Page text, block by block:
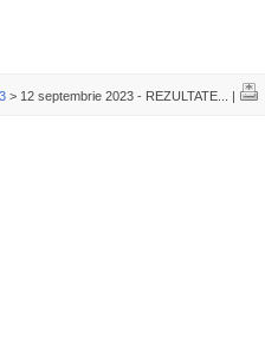
> 12 septembrie 2023 - REZULTATE... |